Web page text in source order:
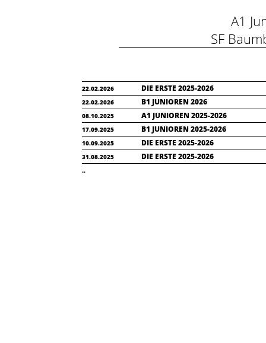
A1
SF
22.02.2026 DIE ERSTE 2025-2026
22.02.2026 B1 JUNIOREN 2026
08.10.2025 A1 JUNIOREN 2025-2026
17.09.2025 B1 JUNIOREN 2025-2026
10.09.2025 DIE ERSTE 2025-2026
31.08.2025 DIE ERSTE 2025-2026
..